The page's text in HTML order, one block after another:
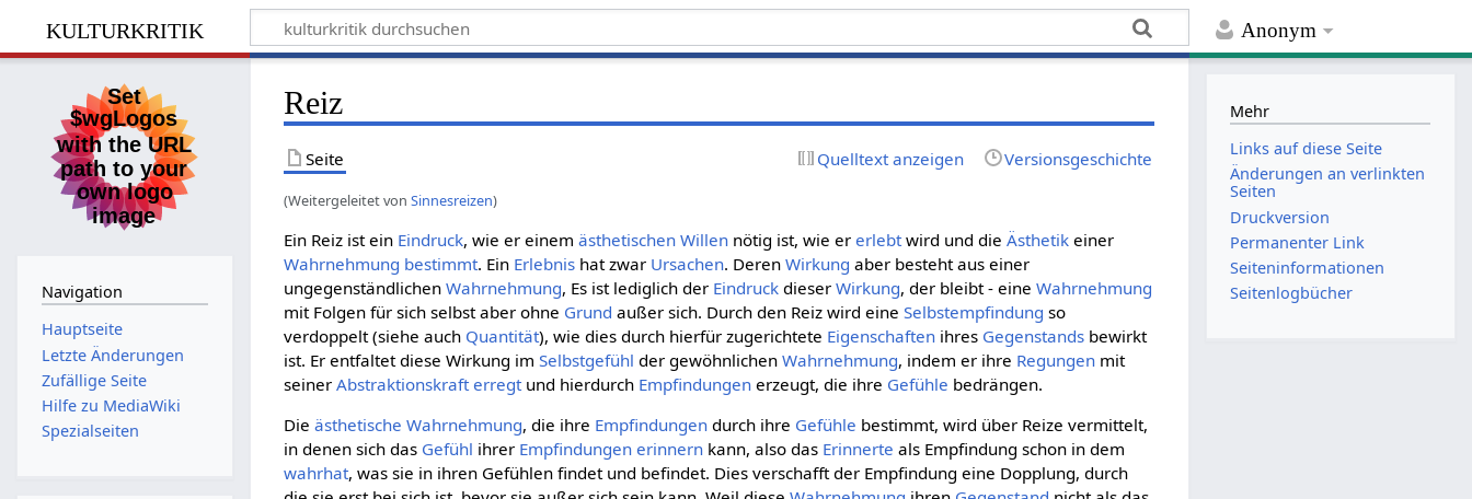
Anonym
kulturkritik
Reiz
Seite Quelltext anzeigen Versionsgeschichte
(Weitergeleitet vonSinnesreizen)
Ein Reiz ist ein Eindruck, wie er einemästhetischen Willen nötig ist, wie ererlebt wird und dieÄsthetik einer
Wahrnehmung bestimmt. Ein Erlebnis hat zwar Ursachen. DerenWirkung aber besteht aus einer
ungegenständlichenWahrnehmung, Es ist lediglich der Eindruck dieserWirkung, der bleibt - eineWahrnehmung
mit Folgen für sich selbst aber ohne Grund außer sich. Durch den Reiz wird eineSelbstempfindung so
verdoppelt (siehe auch Quantität), wie dies durch hierfür zugerichtete Eigenschaften ihres Gegenstands bewirkt
ist. Er entfaltet diese Wirkung imSelbstgefühl der gewöhnlichenWahrnehmung, indem er ihre Regungen mit
seinerAbstraktionskraft erregt und hierdurch Empfindungen erzeugt, die ihre Gefühle bedrängen.
Dieästhetische Wahrnehmung, die ihre Empfindungen durch ihre Gefühle bestimmt, wird über Reize vermittelt,
in denen sich das Gefühl ihrer Empfindungen erinnern kann, also das Erinnerte als Empfindung schon in dem
wahrhat, was sie in ihren Gefühlen findet und befindet. Dies verschafft der Empfindung eine Dopplung, durch
Navigation
Hauptseite
Letzte Änderungen
Zufällige Seite
Hilfe zu MediaWiki
Spezialseiten
Mehr
Links auf diese Seite
Änderungen an verlinkten
Seiten
Druckversion
Permanenter Link
Seiten­­informationen
Seitenlogbücher